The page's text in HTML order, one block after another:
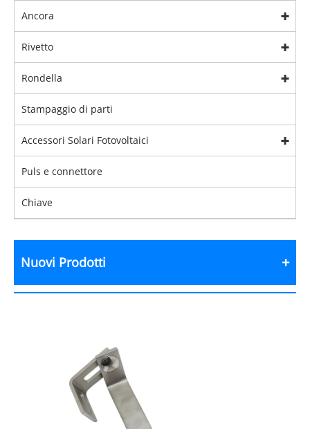
Ancora
Rivetto
Rondella
Stampaggio di parti
Accessori Solari Fotovoltaici
Puls e connettore
Chiave
Nuovi Prodotti